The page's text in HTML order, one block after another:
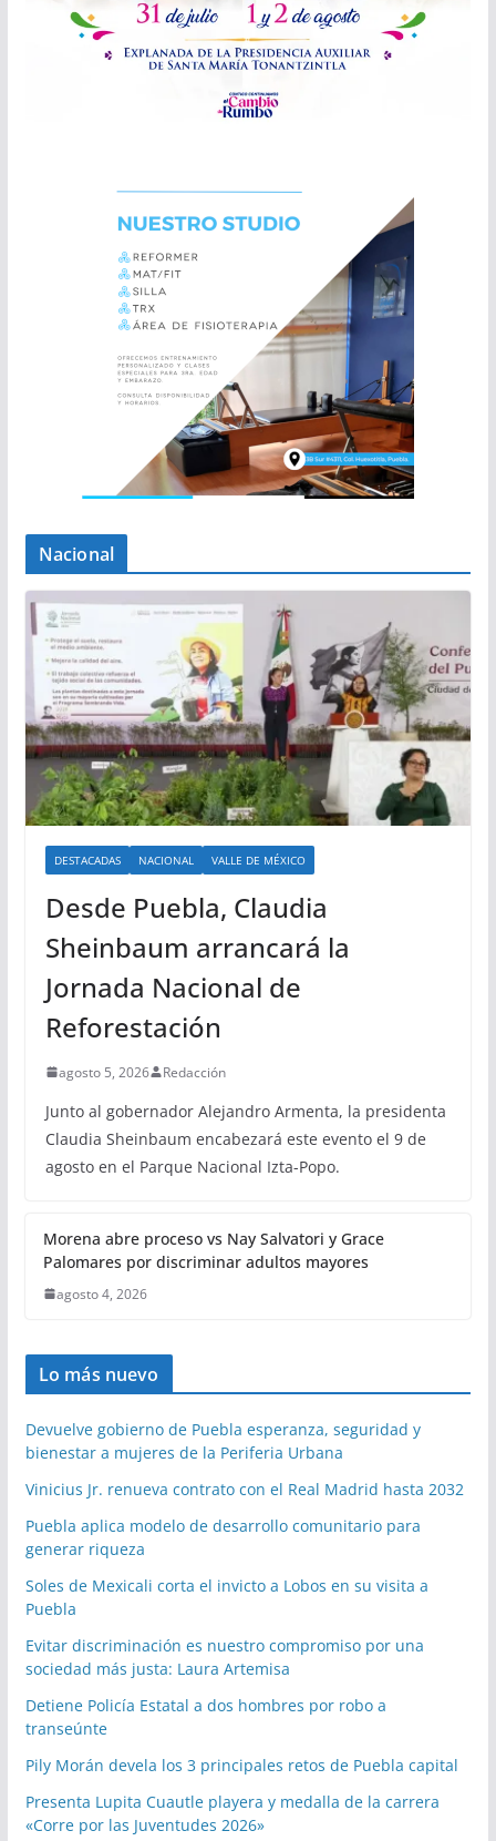
Nacional
DESTACADAS NACIONAL VALLE DE MÉXICO
Desde Puebla, Claudia
Sheinbaum arrancará la
Jornada Nacional de
Reforestación
agosto 5, 2026 Redacción
Junto al gobernador Alejandro Armenta, la presidenta
Claudia Sheinbaum encabezará este evento el 9 de
agosto en el Parque Nacional Izta-Popo.
Morena abre proceso vs Nay Salvatori y Grace
Palomares por discriminar adultos mayores
agosto 4, 2026
Lo más nuevo
Devuelve gobierno de Puebla esperanza, seguridad y
bienestar a mujeres de la Periferia Urbana
Vinicius Jr. renueva contrato con el Real Madrid hasta 2032
Puebla aplica modelo de desarrollo comunitario para
generar riqueza
Soles de Mexicali corta el invicto a Lobos en su visita a
Puebla
Evitar discriminación es nuestro compromiso por una
sociedad más justa: Laura Artemisa
Detiene Policía Estatal a dos hombres por robo a
transeúnte
Pily Morán devela los 3 principales retos de Puebla capital
Presenta Lupita Cuautle playera y medalla de la carrera
«Corre por las Juventudes 2026»